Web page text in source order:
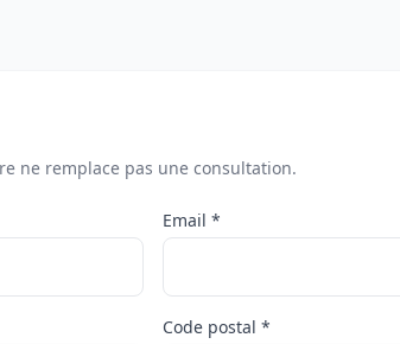
ne remplace pas une consultation.
Email *
Code postal *